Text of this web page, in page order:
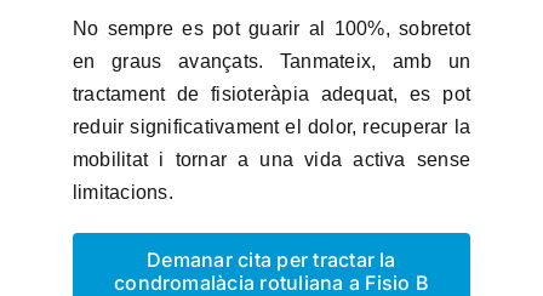
No sempre es pot guarir al 100%, sobretot
en graus avançats. Tanmateix, amb un
tractament de fisioteràpia adequat, es pot
reduir significativament el dolor, recuperar la
mobilitat i tornar a una vida activa sense
limitacions.
Demanar cita per tractar la
condromalàcia rotuliana a Fisio B